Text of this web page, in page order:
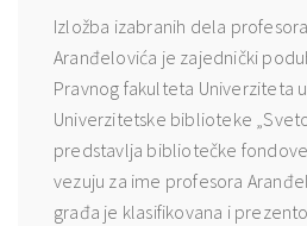
Izložba izabranih dela
Aranđelovića je zajednički
Pravnog fakulteta Univerziteta
Univerzitetske biblioteke
predstavlja bibliotečke
vezuju za ime profesora
građa je klasifikovana i